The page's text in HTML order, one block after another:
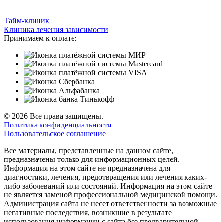
Тайм-клиник
Клиника лечения зависимости
Принимаем к оплате:
© 2026 Все права защищены.
Политика конфиденциальности
Пользовательское соглашение
Все материалы, представленные на данном сайте,
предназначены только для информационных целей.
Информация на этом сайте не предназначена для
диагностики, лечения, предотвращения или лечения каких-
либо заболеваний или состояний. Информация на этом сайте
не является заменой профессиональной медицинской помощи.
Администрация сайта не несет ответственности за возможные
негативные последствия, возникшие в результате